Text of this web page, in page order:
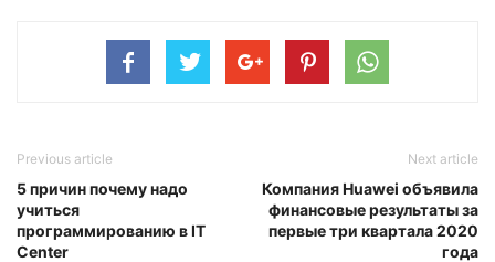
Previous article
5 причин почему надо
учиться
программированию в IT
Center
Next article
Компания Huawei объявила
финансовые результаты за
первые три квартала 2020
года